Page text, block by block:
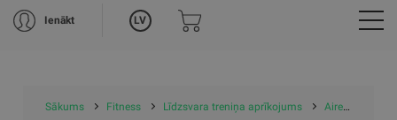
Ienākt LV
Sākums Fitness Līdzsvara treniņa aprīkojums Airex Balance-pad Elite Mini Duo līdzsvara spilvens